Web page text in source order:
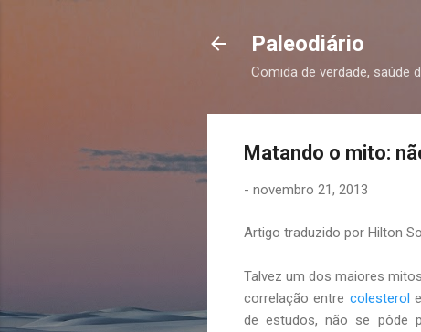
Paleodiário
Comida de verdade, saúde
Matando o mito:
- novembro 21, 2013
Artigo traduzido por Hilton
Talvez um dos maiores
correlação entre colesterol
de estudos, não se pôde